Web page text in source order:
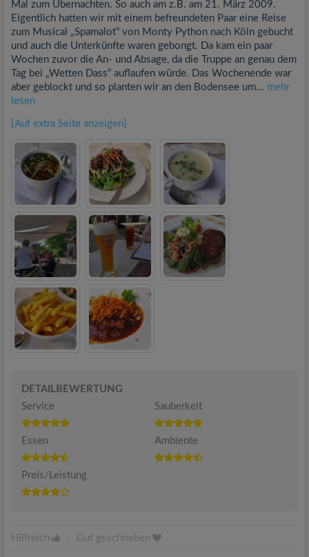
Mal zum Übernachten. So auch am z.B. am 21. März 2009.
Eigentlich hatten wir mit einem befreundeten Paar eine Reise
zum Musical „Spamalot“ von Monty Python nach Köln gebucht
und auch die Unterkünfte waren gebongt. Da kam ein paar
Wochen zuvor die An- und Absage, da die Truppe an genau dem
Tag bei „Wetten Dass“ auflaufen würde. Das Wochenende war
aber geblockt und so planten wir an den Bodensee um... mehr
lesen
[Auf extra Seite anzeigen]
DETAILBEWERTUNG
Service
Sauberkeit
Essen Ambiente
Preis/Leistung
Hilfreich Gut geschrieben